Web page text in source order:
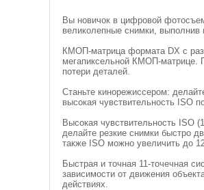
Вы новичок в цифровой
великолепные снимки, выполнив
КМОП-матрица формата DX с
мегапиксельной КМОП-матрице.
потери деталей.
Станьте кинорежиссером:
высокая чувствительность ISO
Высокая чувствительность ISO
делайте резкие снимки быстро
также ISO можно увеличить до
Быстрая и точная 11-точечная
зависимости от движения
действиях.